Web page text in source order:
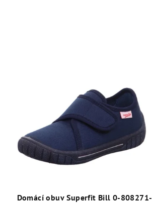
Domácí obuv Superfit Bill 0-808271-